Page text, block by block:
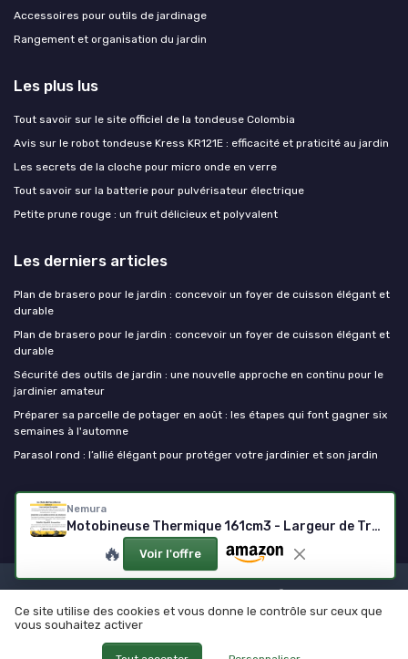
Nemura
Motobineuse Thermique 161cm3 - Largeur de Travail 56 cm - Performante, Légère et Maniable - Moteur 4 Temps - Marche Avant Simple - Qualité Professionnelle - Marque Française 56 cm Motobineuse
🔥 Voir l'offre
Accessoires pour outils de jardinage
Rangement et organisation du jardin
Les plus lus
Tout savoir sur le site officiel de la tondeuse Colombia
Avis sur le robot tondeuse Kress KR121E : efficacité et praticité au jardin
Les secrets de la cloche pour micro onde en verre
Tout savoir sur la batterie pour pulvérisateur électrique
Petite prune rouge : un fruit délicieux et polyvalent
Les derniers articles
Plan de brasero pour le jardin : concevoir un foyer de cuisson élégant et
durable
Plan de brasero pour le jardin : concevoir un foyer de cuisson élégant et
durable
Sécurité des outils de jardin : une nouvelle approche en continu pour le
jardinier amateur
Préparer sa parcelle de potager en août : les étapes qui font gagner six
semaines à l'automne
Parasol rond : l’allié élégant pour protéger votre jardinier et son jardin
Outils de jardinage
Mentions légales
Politique de confidentialité
© Outils de jardinage 2026
Ce site utilise des cookies et vous donne le contrôle sur ceux que
vous souhaitez activer